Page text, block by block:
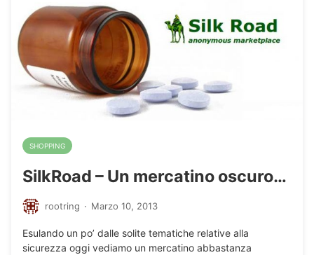
SHOPPING
SilkRoad – Un mercatino oscuro…
rootring · Marzo 10, 2013
Esulando un po’ dalle solite tematiche relative alla
sicurezza oggi vediamo un mercatino abbastanza